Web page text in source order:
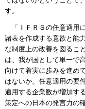
す。
「ＩＦＲＳの任意適用
諸表を作成する意欲と能
な制度上の改善を図るこ
は、我が国として単一で
向けて着実に歩みを進め
はないか。任意適用の要
適用する企業数が増加す
策定への日本の発言力の